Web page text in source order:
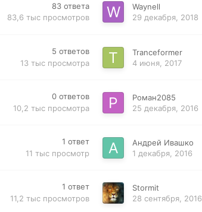
83 ответа
83,6 тыс просмотров
Waynell
29 декабря, 2018
5 ответов
13 тыс просмотра
Tranceformer
4 июня, 2017
0 ответов
10,2 тыс просмотра
Роман2085
25 декабря, 2016
1 ответ
11 тыс просмотр
Андрей Ивашко
1 декабря, 2016
1 ответ
11,2 тыс просмотров
Stormit
28 сентября, 2016